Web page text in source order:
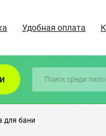
Удобная оплата
для бани